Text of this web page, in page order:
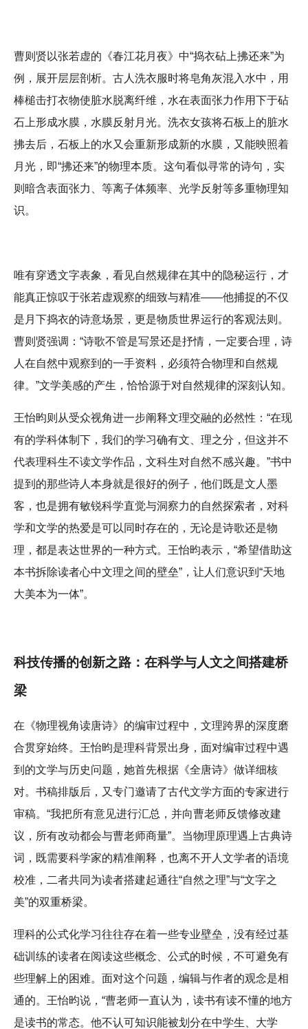
曹则贤以张若虚的《春江花月夜》中“捣衣砧上拂还来”为
例，展开层层剖析。古人洗衣服时将皂角灰混入水中，用
棒槌击打衣物使脏水脱离纤维，水在表面张力作用下于砧
石上形成水膜，水膜反射月光。洗衣女孩将石板上的脏水
拂去后，石板上的水又会重新形成新的水膜，又能映照着
月光，即“拂还来”的物理本质。这句看似寻常的诗句，实
则暗含表面张力、等离子体频率、光学反射等多重物理知
识。
唯有穿透文字表象，看见自然规律在其中的隐秘运行，才
能真正惊叹于张若虚观察的细致与精准——他捕捉的不仅
是月下捣衣的诗意场景，更是物质世界运行的客观法则。
曹则贤强调：“诗歌不管是写景还是抒情，一定要合理，诗
人在自然中观察到的一手资料，必须符合物理和自然规
律。”文学美感的产生，恰恰源于对自然规律的深刻认知。
王怡昀则从受众视角进一步阐释文理交融的必然性：“在现
有的学科体制下，我们的学习确有文、理之分，但这并不
代表理科生不读文学作品，文科生对自然不感兴趣。”书中
提到的那些诗人本身就是很好的例子，他们既是文人墨
客，也是拥有敏锐科学直觉与洞察力的自然探索者，对科
学和文学的热爱是可以同时存在的，无论是诗歌还是物
理，都是表达世界的一种方式。王怡昀表示，“希望借助这
本书拆除读者心中文理之间的壁垒”，让人们意识到“天地
大美本为一体”。
科技传播的创新之路：在科学与人文之间搭建桥
梁
在《物理视角读唐诗》的编审过程中，文理跨界的深度磨
合贯穿始终。王怡昀是理科背景出身，面对编审过程中遇
到的文学与历史问题，她首先根据《全唐诗》做详细核
对。书稿排版后，又专门邀请了古代文学方面的专家进行
审稿。“我把所有意见进行汇总，并向曹老师反馈修改建
议，所有改动都会与曹老师商量”。当物理原理遇上古典诗
词，既需要科学家的精准阐释，也离不开人文学者的语境
校准，二者共同为读者搭建起通往“自然之理”与“文字之
美”的双重桥梁。
理科的公式化学习往往存在着一些专业壁垒，没有经过基
础训练的读者在阅读这些概念、公式的时候，不可避免有
些理解上的困难。面对这个问题，编辑与作者的观念是相
通的。王怡昀说，“曹老师一直认为，读书有读不懂的地方
是读书的常态。他不认可知识能被划分在中学生、大学